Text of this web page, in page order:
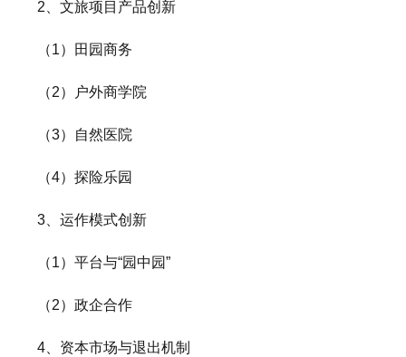
2、文旅项目产品创新
（1）田园商务
（2）户外商学院
（3）自然医院
（4）探险乐园
3、运作模式创新
（1）平台与“园中园”
（2）政企合作
4、资本市场与退出机制